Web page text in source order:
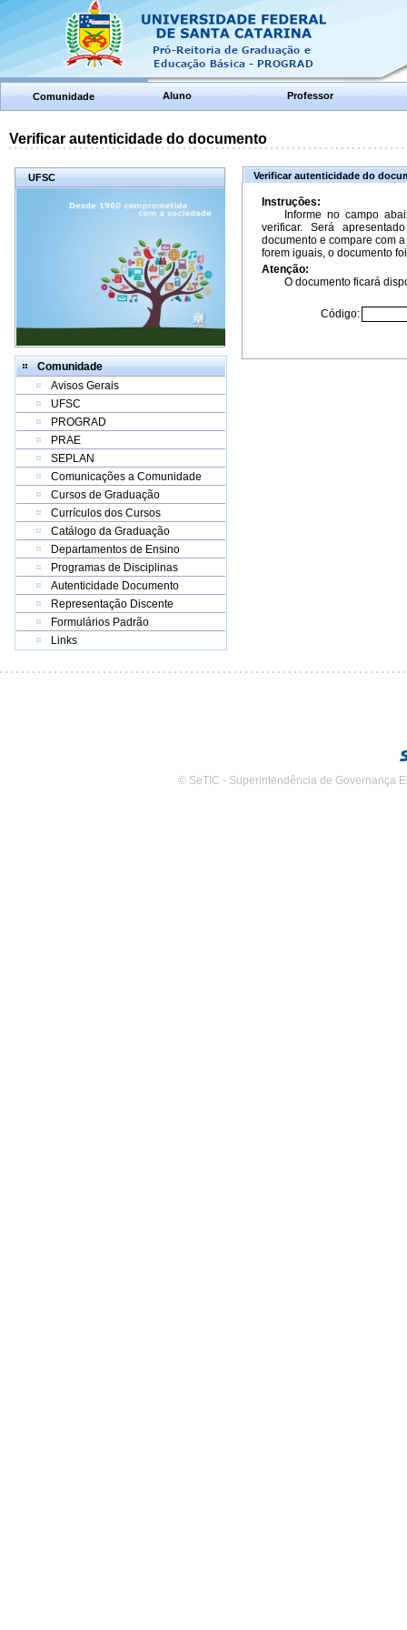
Comunidade Aluno Professor
Verificar autenticidade do documento
UFSC
Comunidade
Avisos Gerais
UFSC
PROGRAD
PRAE
SEPLAN
Comunicações a Comunidade
Cursos de Graduação
Currículos dos Cursos
Catálogo da Graduação
Departamentos de Ensino
Programas de Disciplinas
Autenticidade Documento
Representação Discente
Formulários Padrão
Links
Verificar autenticidade do
Instruções:
Informe no campo
verificar. Será
documento e compare com
forem iguais, o documento
Atenção:
O documento ficará
Código:
© SeTIC - Superintendência de Governança